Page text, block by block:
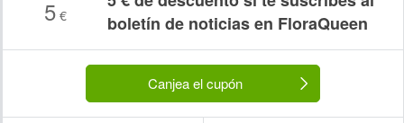
5 €
boletín de noticias en FloraQueen
Canjea el cupón